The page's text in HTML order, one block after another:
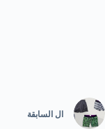
ال السابقة